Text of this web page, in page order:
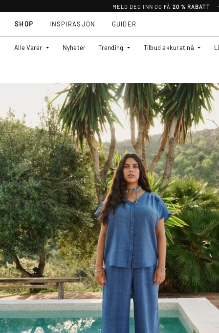
MELD DEG INN OG FÅ 20 % RABATT
SHOP
Alle Varer Nyheter Trending Tilbud akkurat nå
INSPIRASJON GUIDER